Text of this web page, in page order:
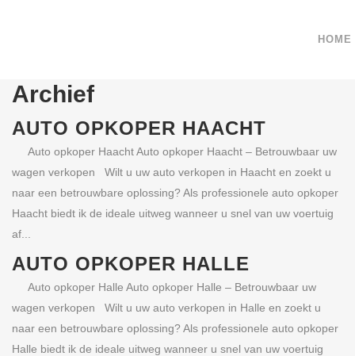
HOME
Archief
AUTO OPKOPER HAACHT
Auto opkoper Haacht Auto opkoper Haacht – Betrouwbaar uw
wagen verkopen Wilt u uw auto verkopen in Haacht en zoekt u
naar een betrouwbare oplossing? Als professionele auto opkoper
Haacht biedt ik de ideale uitweg wanneer u snel van uw voertuig
af...
AUTO OPKOPER HALLE
Auto opkoper Halle Auto opkoper Halle – Betrouwbaar uw
wagen verkopen Wilt u uw auto verkopen in Halle en zoekt u
naar een betrouwbare oplossing? Als professionele auto opkoper
Halle biedt ik de ideale uitweg wanneer u snel van uw voertuig